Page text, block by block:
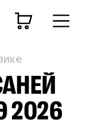
2026